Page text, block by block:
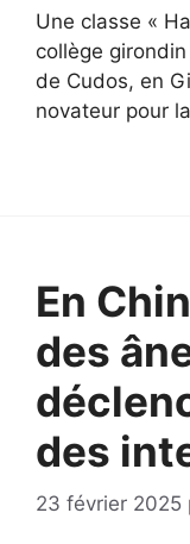
Une classe «
collège
de Cudos, en
novateur pour
En
des
des
23 février 2025